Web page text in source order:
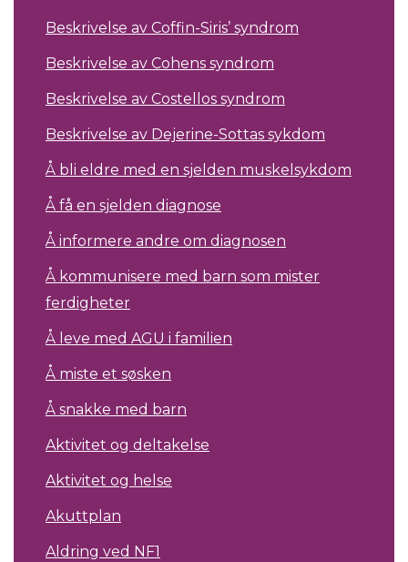
Beskrivelse av Coffin-Siris’ syndrom
Beskrivelse av Cohens syndrom
Beskrivelse av Costellos syndrom
Beskrivelse av Dejerine-Sottas sykdom
Å bli eldre med en sjelden muskelsykdom
Å få en sjelden diagnose
Å informere andre om diagnosen
Å kommunisere med barn som mister
ferdigheter
Å leve med AGU i familien
Å miste et søsken
Å snakke med barn
Aktivitet og deltakelse
Aktivitet og helse
Akuttplan
Aldring ved NF1